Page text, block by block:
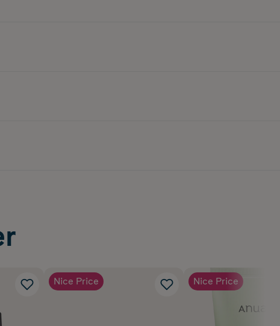
Nice Price Nice Price